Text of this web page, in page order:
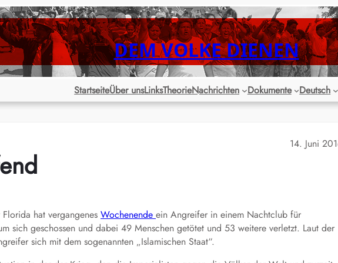
DEM VOLKE DIENEN
StartseiteÜber unsLinksTheorieNachrichten Dokumente Deutsch
14. Juni
hat vergangenes Wochenende ein Angreifer in einem Nachtclub für
sich geschossen und dabei 49 Menschen getötet und 53 weitere verletzt. Laut der
sich mit dem sogenannten „Islamischen Staat“.